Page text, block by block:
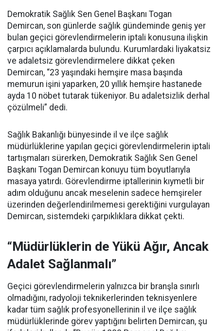
Demokratik Sağlık Sen Genel Başkanı Togan
Demircan, son günlerde sağlık gündeminde geniş yer
bulan geçici görevlendirmelerin iptali konusuna ilişkin
çarpıcı açıklamalarda bulundu. Kurumlardaki liyakatsiz
ve adaletsiz görevlendirmelere dikkat çeken
Demircan, “23 yaşındaki hemşire masa başında
memurun işini yaparken, 20 yıllık hemşire hastanede
ayda 10 nöbet tutarak tükeniyor. Bu adaletsizlik derhal
çözülmeli” dedi.
Sağlık Bakanlığı bünyesinde il ve ilçe sağlık
müdürlüklerine yapılan geçici görevlendirmelerin iptali
tartışmaları sürerken, Demokratik Sağlık Sen Genel
Başkanı Togan Demircan konuyu tüm boyutlarıyla
masaya yatırdı. Görevlendirme iptallerinin kıymetli bir
adım olduğunu ancak meselenin sadece hemşireler
üzerinden değerlendirilmemesi gerektiğini vurgulayan
Demircan, sistemdeki çarpıklıklara dikkat çekti.
“Müdürlüklerin de Yükü Ağır, Ancak
Adalet Sağlanmalı”
Geçici görevlendirmelerin yalnızca bir branşla sınırlı
olmadığını, radyoloji teknikerlerinden teknisyenlere
kadar tüm sağlık profesyonellerinin il ve ilçe sağlık
müdürlüklerinde görev yaptığını belirten Demircan, şu